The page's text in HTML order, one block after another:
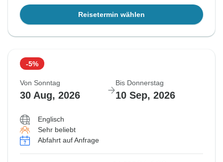
Reisetermin wählen
-5%
Von Sonntag
30 Aug, 2026
Bis Donnerstag
10 Sep, 2026
Englisch
Sehr beliebt
Abfahrt auf Anfrage